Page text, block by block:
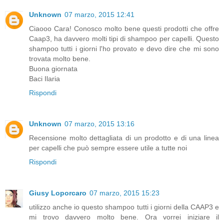
Unknown 07 marzo, 2015 12:41
Ciaooo Cara! Conosco molto bene questi prodotti che offre
Caap3, ha davvero molti tipi di shampoo per capelli. Questo
shampoo tutti i giorni l'ho provato e devo dire che mi sono
trovata molto bene.
Buona giornata
Baci Ilaria
Rispondi
Unknown 07 marzo, 2015 13:16
Recensione molto dettagliata di un prodotto e di una linea
per capelli che può sempre essere utile a tutte noi
Rispondi
Giusy Loporcaro 07 marzo, 2015 15:23
utilizzo anche io questo shampoo tutti i giorni della CAAP3 e
mi trovo davvero molto bene. Ora vorrei iniziare il